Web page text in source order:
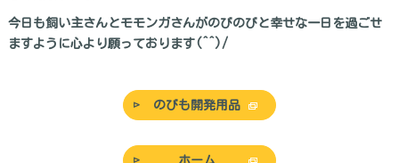
今日も飼い主さんとモモンガさんがのびのびと幸せな一日を過ごせ
ますように心より願っております(^^)/
のびも開発用品
ホーム